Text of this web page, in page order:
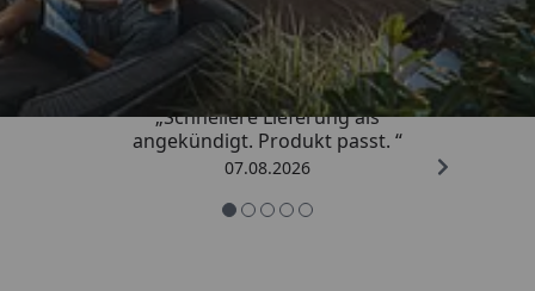
4,81/ 5
„Schnellere Lieferung als
angekündigt. Produkt passt. “
07.08.2026